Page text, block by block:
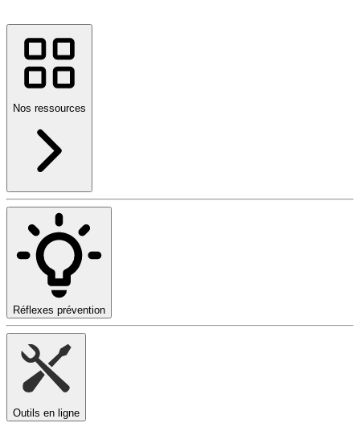
Nos ressources
Réflexes prévention
Outils en ligne